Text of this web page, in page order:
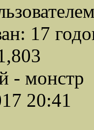
17
- монстр
20:41